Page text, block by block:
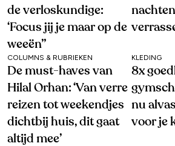
de verloskundige:
‘Focus jij je maar op de
weeën’’
COLUMNS & RUBRIEKEN
De must-haves van
Hilal Orhan: ‘Van verre
reizen tot weekendjes
dichtbij huis, dit gaat
altijd mee’
KLEDING
8x
nu
voor je